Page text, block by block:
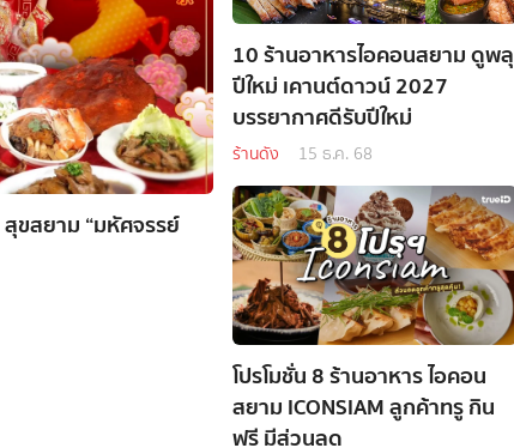
ขสยาม “มหัศจรรย์
10 ร้านอาหารไอคอนสยาม ดูพลุ
ปีใหม่ เคานต์ดาวน์ 2027
บรรยากาศดีรับปีใหม่
ร้านดัง 15 ธ.ค. 68
โปรโมชั่น 8 ร้านอาหาร ไอคอน
สยาม ICONSIAM ลูกค้าทรู กิน
ฟรี มีส่วนลด